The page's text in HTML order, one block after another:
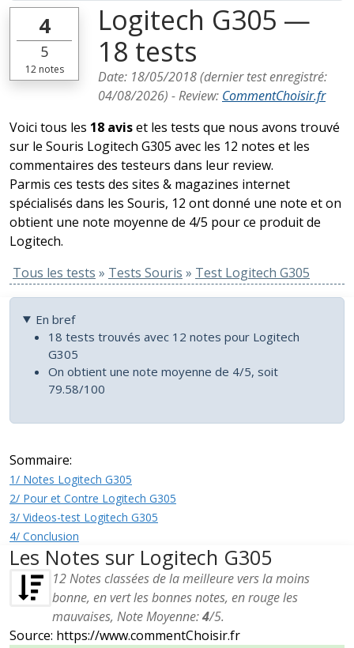
4
5
12notes
Logitech G305 —
18 tests
Date: 18/05/2018(dernier test enregistré:
04/08/2026) -Review: CommentChoisir.fr
Voici tous les 18 aviset les tests que nous avons trouvé
sur le Souris Logitech G305 avec les 12 notes et les
commentaires des testeurs dans leur review.
Parmis ces tests des sites & magazines internet
spécialisés dans les Souris, 12 ont donné une note et on
obtient une note moyenne de 4/5 pour ce produit de
Logitech.
Tous les tests » Tests Souris » Test Logitech G305
En bref
18 tests trouvés avec 12 notes pour Logitech
G305
On obtient une note moyenne de 4/5, soit
79.58/100
Sommaire:
1/ Notes Logitech G305
2/ Pour et Contre Logitech G305
3/ Videos-test Logitech G305
4/ Conclusion
Les Notes sur Logitech G305
12Notes classées de la meilleure vers la moins
bonne, en vert les bonnes notes, en rouge les
mauvaises, Note Moyenne:4/5.
Source: https://www.commentChoisir.fr